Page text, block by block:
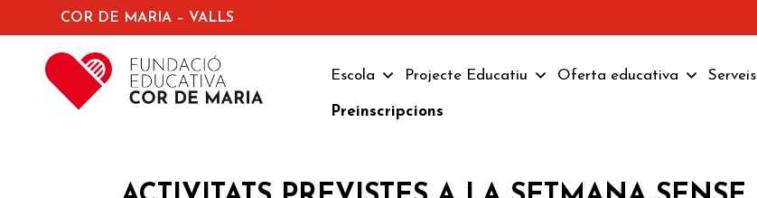
COR DE MARIA – VALLS
Escola Projecte Educatiu Oferta educativa Serveis
Preinscripcions